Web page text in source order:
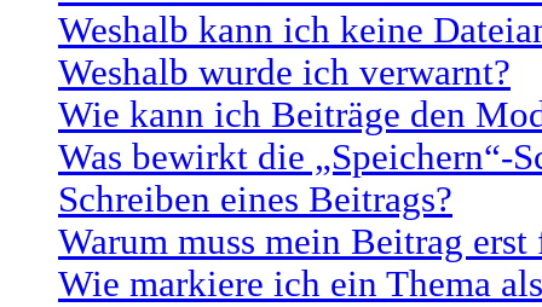
Weshalb kann ich keine
Weshalb wurde ich verwarnt?
Wie kann ich Beiträge den
Was bewirkt die „Speichern“-
Schreiben eines Beitrags?
Warum muss mein Beitrag erst
Wie markiere ich ein Thema